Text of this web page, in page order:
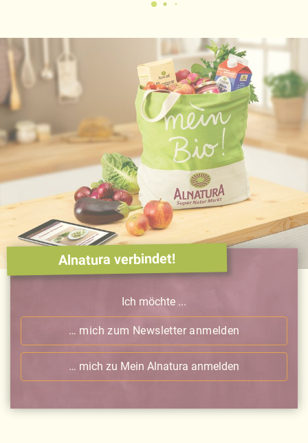
Alnatura verbindet!
Ich möchte ...
… mich zum Newsletter anmelden
… mich zu Mein Alnatura anmelden